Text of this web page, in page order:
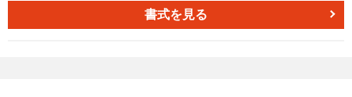
重要な役割を果たします。 ■利用するシーン ・取引先や関
係会社の代表者・役員が新たな役職に就任した際、祝意を
書式を見る